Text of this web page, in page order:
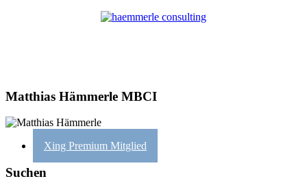
Matthias Hämmerle MBCI
Xing Premium Mitglied
Suchen